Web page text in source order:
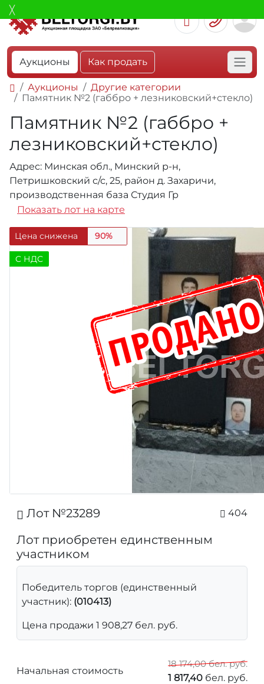
Аукционы Как продать
Аукционы
Другие категории
Памятник №2 (габбро + лезниковский+стекло)
Памятник №2 (габбро +
лезниковский+стекло)
Адрес: Минская обл., Минский р-н,
Петришковский с/с, 25, район д. Захаричи,
производственная база Студия Гр
Показать лот на карте
Цена снижена 90%
C НДС
Лот №23289 404
Лот приобретен единственным
участником
Победитель торгов (единственный
участник): (010413)
Цена продажи 1 908,27 бел. руб.
Начальная стоимость
18 174,00 бел. руб.
1 817,40 бел. руб.